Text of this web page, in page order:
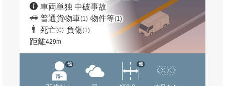
車両単独 中破事故
普通貨物車(1) 物件等(1)
死亡(0) 負傷(1)
距離429m
他 他